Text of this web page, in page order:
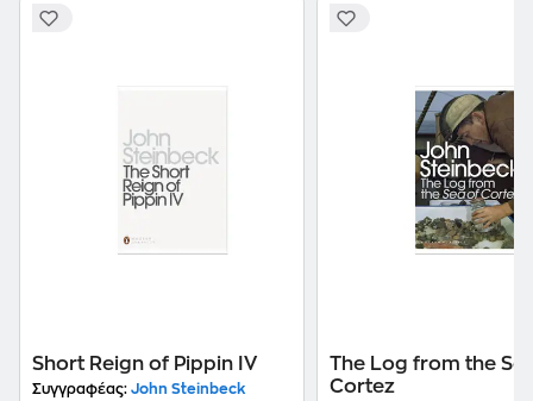
Short Reign of Pippin IV
Συγγραφέας: John Steinbeck
The Log from the
Cortez